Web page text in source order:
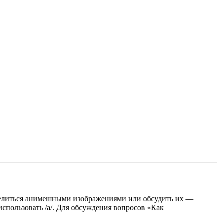
анимешными изображениями или обсудить их —
/a/. Для обсуждения вопросов «Как